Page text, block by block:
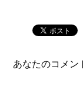
あなたのコメン